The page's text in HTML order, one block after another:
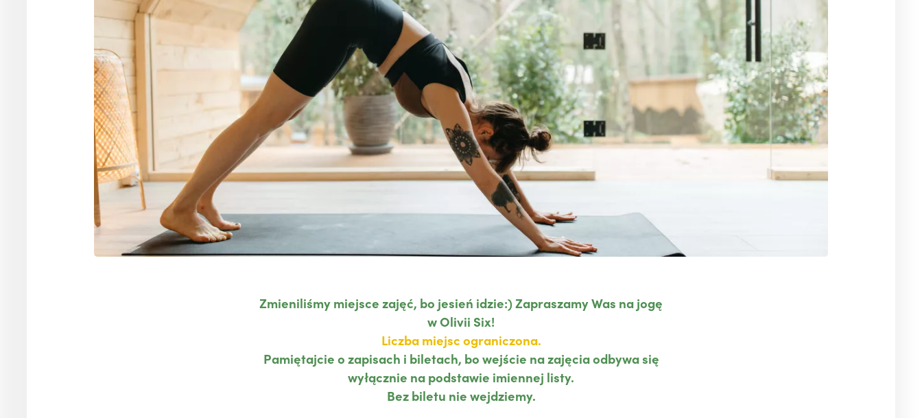
Zmieniliśmy miejsce zajęć, bo jesień idzie:) Zapraszamy Was na jogę
w Olivii Six!
Liczba miejsc ograniczona.
Pamiętajcie o zapisach i biletach, bo wejście na zajęcia odbywa się
wyłącznie na podstawie imiennej listy.
Bez biletu nie wejdziemy.